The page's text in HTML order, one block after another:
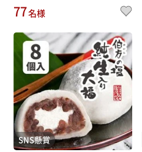
77名様
SNS懸賞